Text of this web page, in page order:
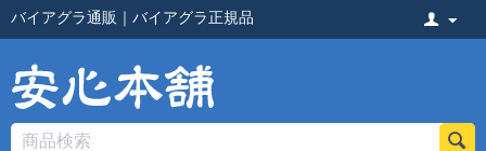
バイアグラ通販 ｜ バイアグラ正規品